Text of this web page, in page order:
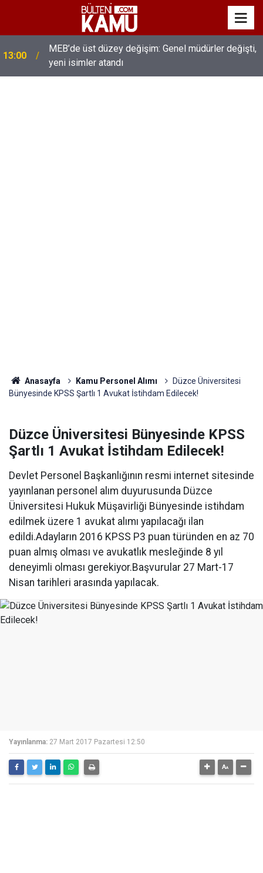
13:00
MEB’de üst düzey değişim: Genel müdürler değişti,
yeni isimler atandı
Anasayfa Kamu Personel Alımı
Düzce Üniversitesi
Bünyesinde KPSS Şartlı 1 Avukat İstihdam Edilecek!
Düzce Üniversitesi Bünyesinde KPSS
Şartlı 1 Avukat İstihdam Edilecek!
Devlet Personel Başkanlığının resmi internet sitesinde
yayınlanan personel alım duyurusunda Düzce
Üniversitesi Hukuk Müşavirliği Bünyesinde istihdam
edilmek üzere 1 avukat alımı yapılacağı ilan
edildi.Adayların 2016 KPSS P3 puan türünden en az 70
puan almış olması ve avukatlık mesleğinde 8 yıl
deneyimli olması gerekiyor.Başvurular 27 Mart-17
Nisan tarihleri arasında yapılacak.
Yayınlanma: 27 Mart 2017 Pazartesi 12:50